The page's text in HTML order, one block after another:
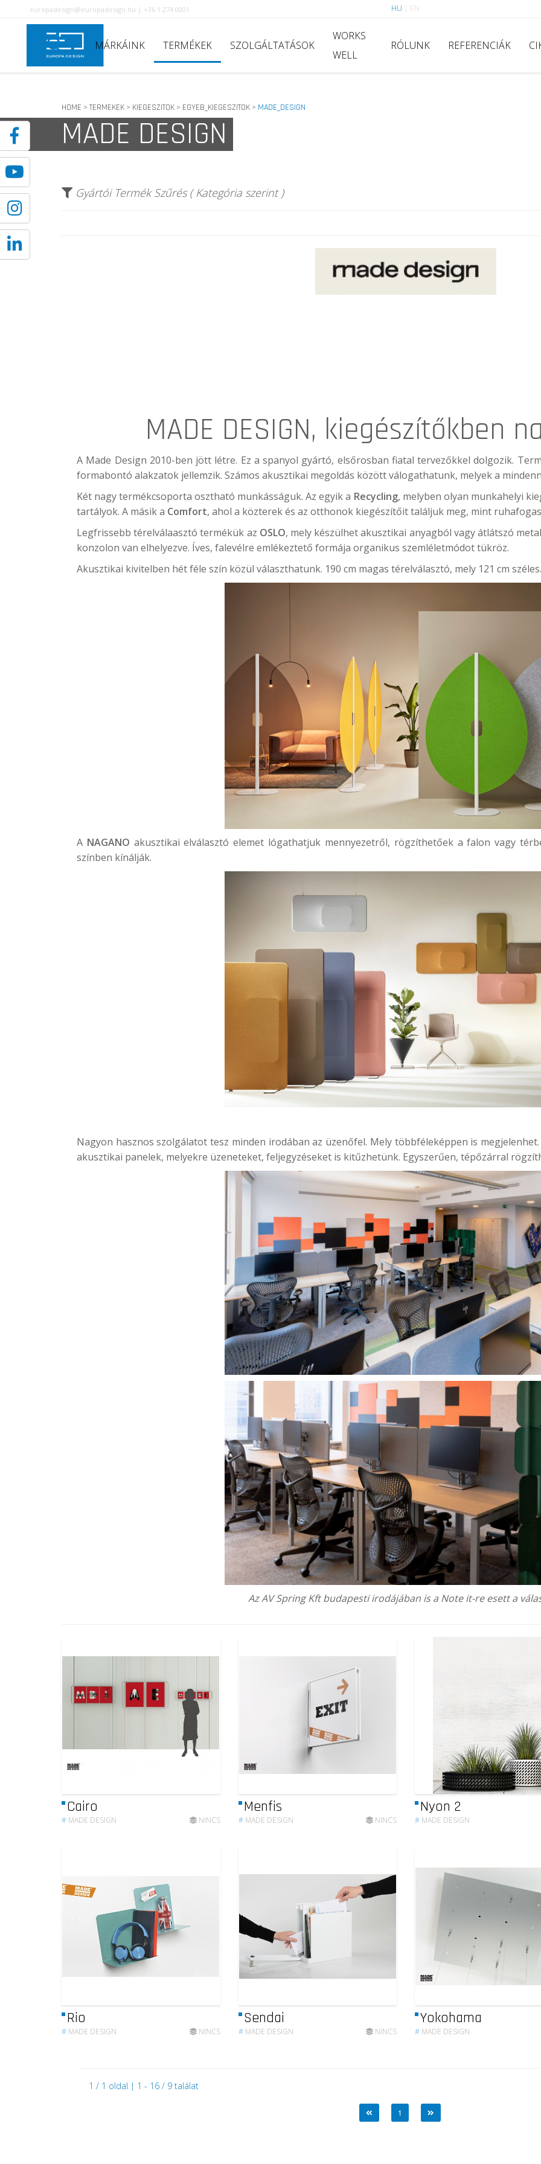
europadesign@europadesign.hu | +36 1 274 0001 HU EN
MÁRKÁINK TERMÉKEK SZOLGÁLTATÁSOK
WORKS
WELL
RÓLUNK REFERENCIÁK
HOME > TERMEKEK > KIEGESZITOK > EGYEB_KIEGESZITOK > MADE_DESIGN
MADE DESIGN
Gyártói Termék Szűrés ( Kategória szerint )
MADE DESIGN, kiegészítőkben
A Made Design 2010-ben jött létre. Ez a spanyol gyártó, elsőrosban fiatal tervezőkkel dolgozik.
formabontó alakzatok jellemzik. Számos akusztikai megoldás között válogathatunk, melyek a
Két nagy termékcsoporta osztható munkásságuk. Az egyik a Recycling, melyben olyan munkahelyi
tartályok. A másik a Comfort, ahol a közterek és az otthonok kiegészítőit találjuk meg, mint
Legfrissebb térelválaasztó termékük az OSLO, mely készülhet akusztikai anyagból vagy átlátszó
konzolon van elhelyezve. Íves, falevélre emlékeztető formája organikus szemléletmódot tükröz.
Akusztikai kivitelben hét féle szín közül választhatunk. 190 cm magas térelválasztó, mely 121 cm széles.
A NAGANO akusztikai elválasztó elemet lógathatjuk mennyezetről, rögzíthetőek a falon vagy
színben kínálják.
Nagyon hasznos szolgálatot tesz minden irodában az üzenőfel. Mely többféleképpen is
akusztikai panelek, melyekre üzeneteket, feljegyzéseket is kitűzhetünk. Egyszerűen, tépőzárral
AzAV Spring Kftbudapesti irodájában is a Note it-re esett a
Cairo
# MADE DESIGN NINCS
Menfis
# MADE DESIGN NINCS
Nyon 2
# MADE DESIGN
Rio
# MADE DESIGN NINCS
Sendai
# MADE DESIGN NINCS
Yokohama
# MADE DESIGN
1 / 1 oldal | 1 - 16 / 9 találat
1